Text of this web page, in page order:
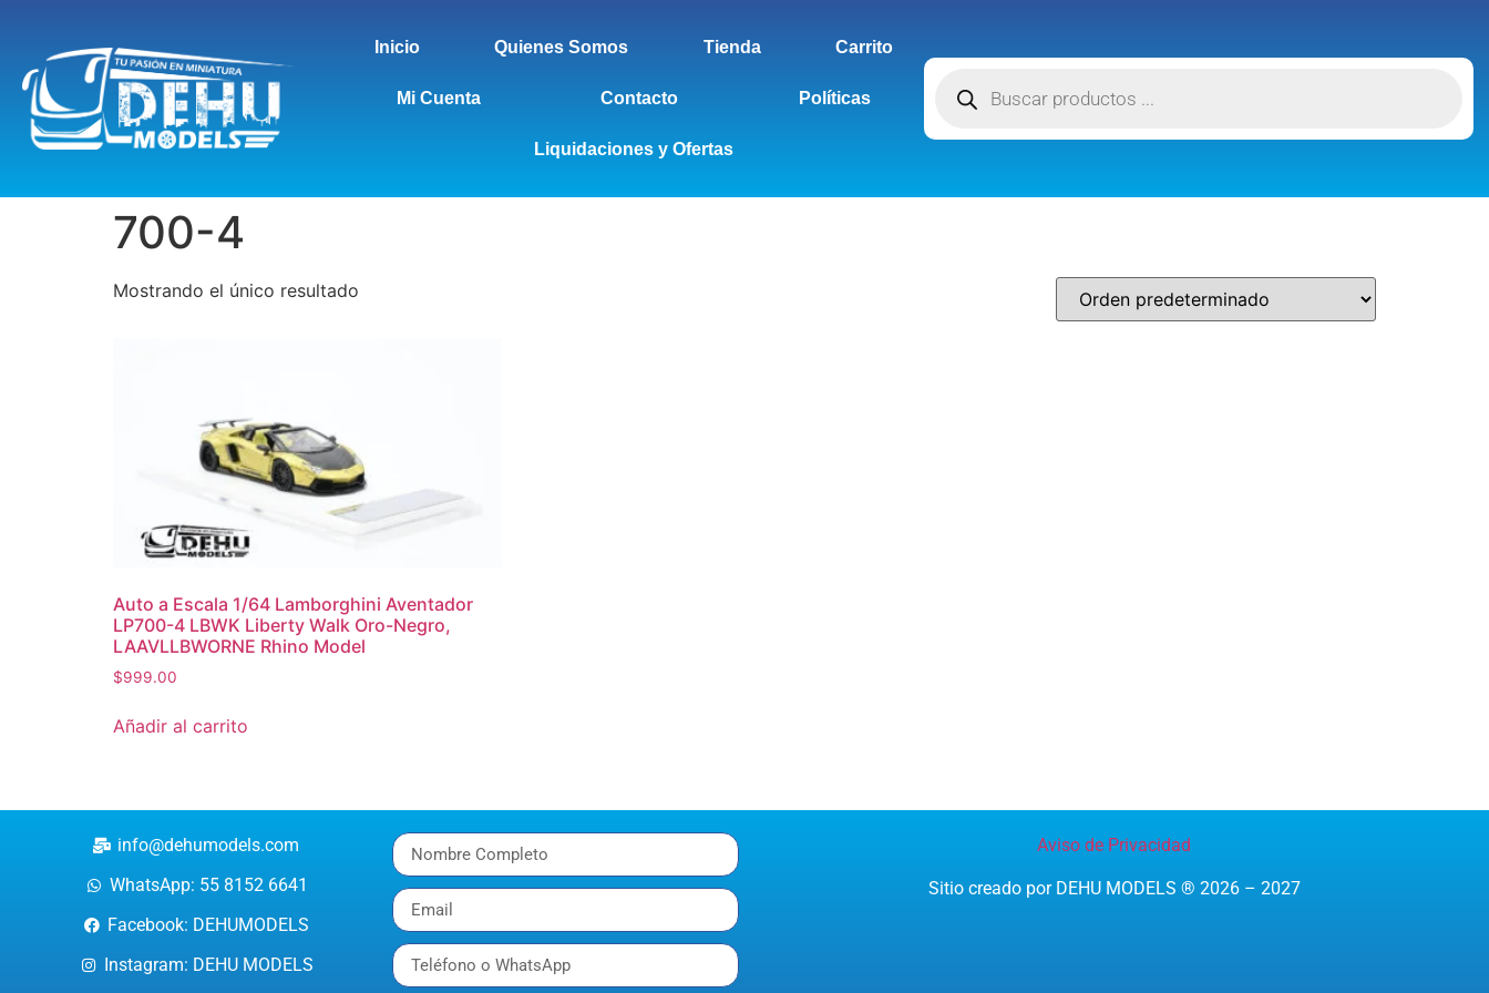
Inicio Quienes Somos Tienda Carrito
Mi Cuenta Contacto Políticas
Liquidaciones y Ofertas
700-4
Mostrando el único resultado
Auto a Escala 1/64 Lamborghini Aventador
LP700-4 LBWK Liberty Walk Oro-Negro,
LAAVLLBWORNE Rhino Model
$999.00
Añadir al carrito
info@dehumodels.com
WhatsApp: 55 8152 6641
Facebook: DEHUMODELS
Instagram: DEHU MODELS
Aviso de Privacidad
Sitio creado por DEHU MODELS ® 2026 – 2027